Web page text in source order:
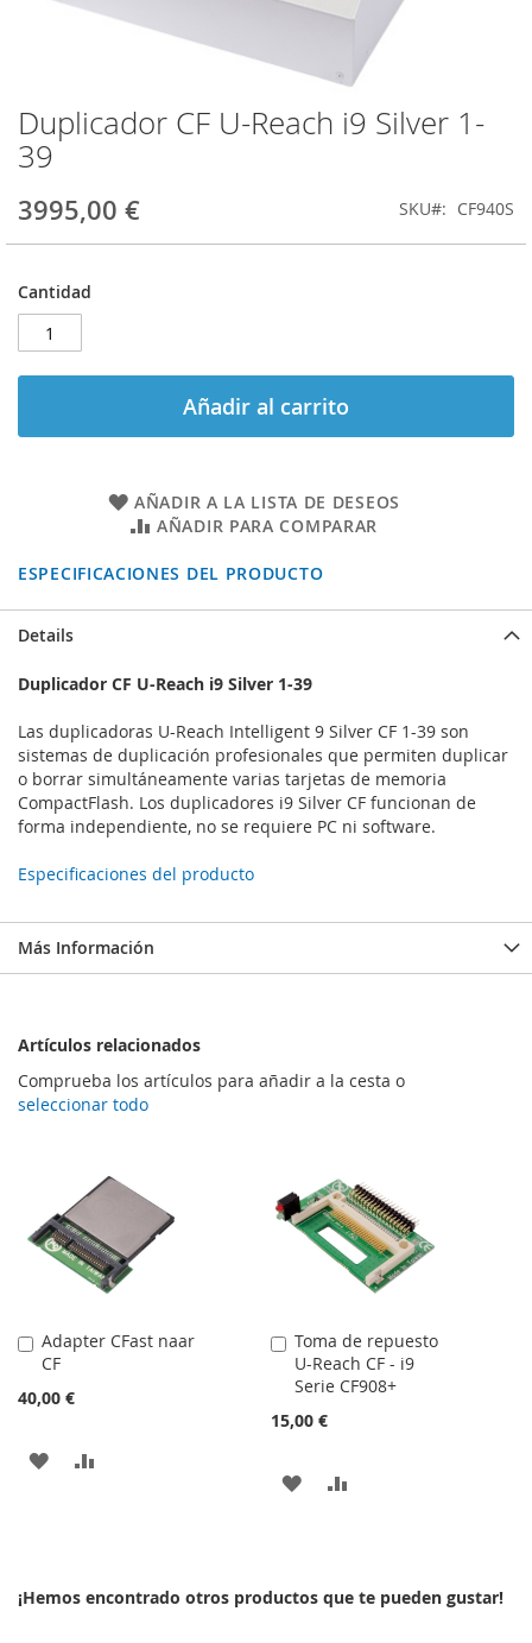
Duplicador CF U-Reach i9 Silver 1-
39
3995,00 € SKU CF940S
Cantidad
Añadir al carrito
AÑADIR A LA LISTA DE DESEOS
AÑADIR PARA COMPARAR
ESPECIFICACIONES DEL PRODUCTO
Saltar
al
comienzo
la
imágenes
Details
Duplicador CF U-Reach i9 Silver 1-39
Las duplicadoras U-Reach Intelligent 9 Silver CF 1-39 son
sistemas de duplicación profesionales que permiten duplicar
o borrar simultáneamente varias tarjetas de memoria
CompactFlash. Los duplicadores i9 Silver CF funcionan de
forma independiente, no se requiere PC ni software.
Especificaciones del producto
Más Información
Artículos relacionados
Comprueba los artículos para añadir a la cesta o
seleccionar todo
Adapter CFast naar
CF
40,00 €
Añadir
al
carrito
AÑADIR
Toma de repuesto
U-Reach CF - i9
Serie CF908+
15,00 €
Añadir
al
carrito
AÑADIR
LISTA
¡Hemos encontrado otros productos que te pueden gustar!